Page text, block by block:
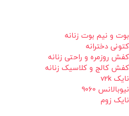
بوت و نیم بوت زنانه
کتونی دخترانه
کفش روزمره و راحتی زنانه
کفش کالج و کلاسیک زنانه
نایک v2k
نیوبالانس 9060
نایک زوم